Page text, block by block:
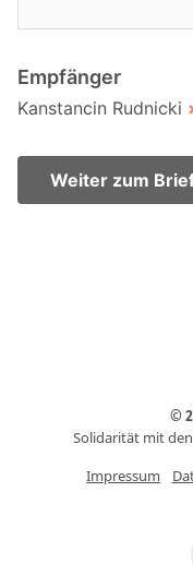
Empfänger
Kanstancin Rudnicki
Weiter zum
©
Solidarität mit
Impressum